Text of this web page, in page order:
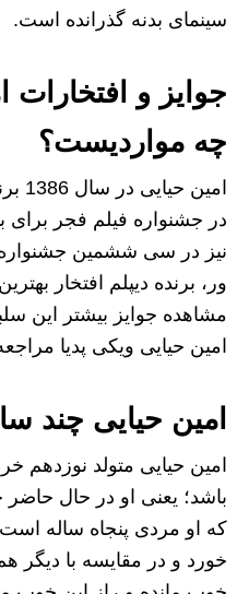
سینمای بدنه گذرانده است.
جوایز و
چه مواردیست؟
در جشنواره فیلم فجر
نیز در سی ششمین
ور، برنده دیپلم افتخار
مشاهده جوایز بیشتر این
امین حیایی ویکی پدیا
امین حیایی چند
که او مردی پنجاه ساله
خورد و در مقایسه با